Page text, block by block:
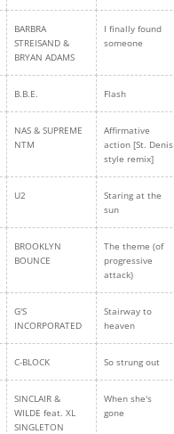
BARBRA
STREISAND &
BRYAN ADAMS
I finally found
someone
B.B.E. Flash
NAS & SUPREME
NTM
Affirmative
action [St. Denis
style remix]
U2
Staring at the
sun
BROOKLYN
BOUNCE
The theme (of
progressive
attack)
G'S
INCORPORATED
Stairway to
heaven
C-BLOCK So strung out
SINCLAIR &
WILDE feat. XL
SINGLETON
When she's
gone